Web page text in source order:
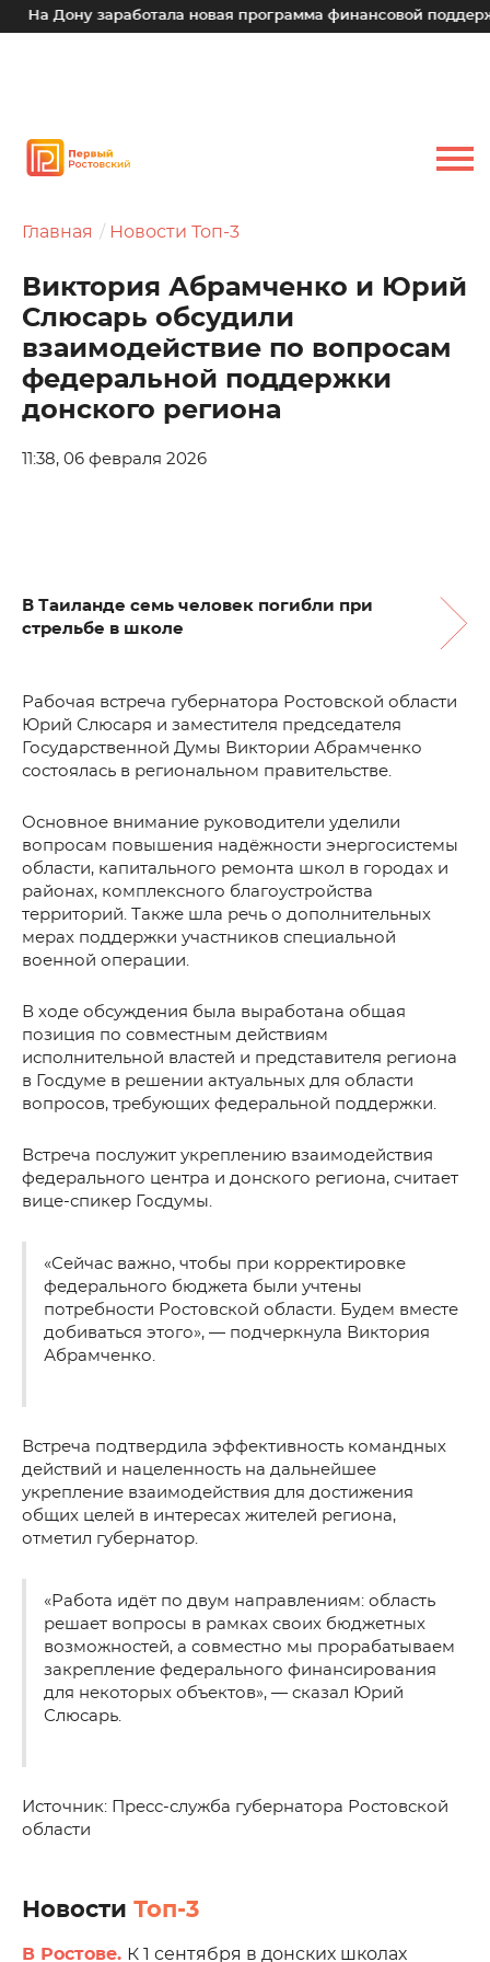
Дону заработала новая программа финансовой поддержки
Главная Новости Топ-3
Виктория Абрамченко и Юрий
Слюсарь обсудили
взаимодействие по вопросам
федеральной поддержки
донского региона
11:38, 06 февраля 2026
В Таиланде семь человек погибли при
стрельбе в школе
Рабочая встреча губернатора Ростовской области
Юрий Слюсаря и заместителя председателя
Государственной Думы Виктории Абрамченко
состоялась в региональном правительстве.
Основное внимание руководители уделили
вопросам повышения надёжности энергосистемы
области, капитального ремонта школ в городах и
районах, комплексного благоустройства
территорий. Также шла речь о дополнительных
мерах поддержки участников специальной
военной операции.
В ходе обсуждения была выработана общая
позиция по совместным действиям
исполнительной властей и представителя региона
в Госдуме в решении актуальных для области
вопросов, требующих федеральной поддержки.
Встреча послужит укреплению взаимодействия
федерального центра и донского региона, считает
вице-спикер Госдумы.
«Сейчас важно, чтобы при корректировке
федерального бюджета были учтены
потребности Ростовской области. Будем вместе
добиваться этого», — подчеркнула Виктория
Абрамченко.
Встреча подтвердила эффективность командных
действий и нацеленность на дальнейшее
укрепление взаимодействия для достижения
общих целей в интересах жителей региона,
отметил губернатор.
«Работа идёт по двум направлениям: область
решает вопросы в рамках своих бюджетных
возможностей, а совместно мы прорабатываем
закрепление федерального финансирования
для некоторых объектов», — сказал Юрий
Слюсарь.
Источник: Пресс-служба губернатора Ростовской
области
Новости Топ-3
В Ростове. К 1 сентября в донских школах